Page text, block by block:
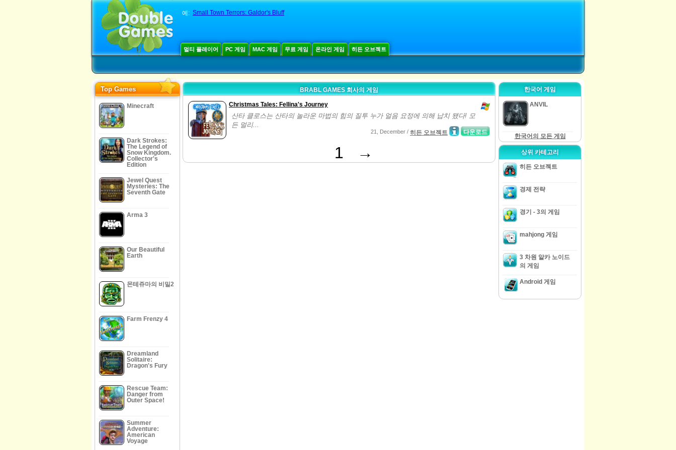
예: Small Town Terrors: Galdor's Bluff
멀티 플레이어 PC 게임 MAC 게임 무료 게임 온라인 게임 히든 오브젝트
Top Games
Minecraft
Dark Strokes:
The Legend of
Snow Kingdom.
Collector's
Edition
Jewel Quest
Mysteries: The
Seventh Gate
Arma 3
Our Beautiful
Earth
몬테쥬마의 비밀2
Farm Frenzy 4
Dreamland
Solitaire:
Dragon's Fury
Rescue Team:
Danger from
Outer Space!
Summer
Adventure:
American
Voyage
BRABL GAMES 회사의 게임
Christmas Tales: Fellina's Journey
산타 클로스는 산타의 놀라운 마법의 힘의 질투 누가 얼음 요정에 의해 납치 됐다! 모
든 멀리...
다운로드
21, December / 히든 오브젝트
1 →
한국어 게임
ANVIL
한국어의 모든 게임
상위 카테고리
히든 오브젝트
경제 전략
경기 - 3의 게임
mahjong 게임
3 차원 알카 노이드
의 게임
Android 게임